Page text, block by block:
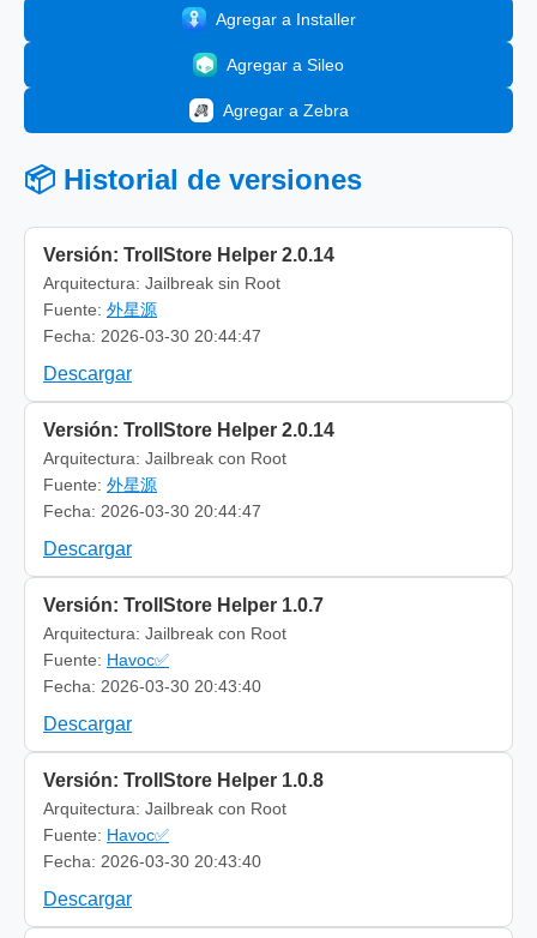
Agregar a Installer
Agregar a Sileo
Agregar a Zebra
📦 Historial de versiones
Versión: TrollStore Helper 2.0.14
Arquitectura: Jailbreak sin Root
Fuente: 外星源
Fecha: 2026-03-30 20:44:47
Descargar
Versión: TrollStore Helper 2.0.14
Arquitectura: Jailbreak con Root
Fuente: 外星源
Fecha: 2026-03-30 20:44:47
Descargar
Versión: TrollStore Helper 1.0.7
Arquitectura: Jailbreak con Root
Fuente: Havoc✅
Fecha: 2026-03-30 20:43:40
Descargar
Versión: TrollStore Helper 1.0.8
Arquitectura: Jailbreak con Root
Fuente: Havoc✅
Fecha: 2026-03-30 20:43:40
Descargar